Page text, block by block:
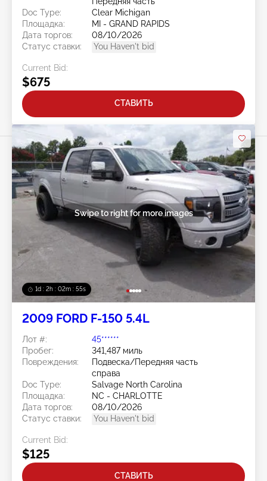
Doc Type:
Clear Michigan
Площадка:
MI - GRAND RAPIDS
Дата торгов:
08/10/2026
Статус ставки:
You Haven't bid
Current Bid:
$675
СТАВИТЬ
1d : 2h : 02m : 52s
Swipe to right for more images
2009 FORD F-150 5.4L
Лот #:
45******
Пробег:
341,487 миль
Повреждения:
Подвеска/Передняя часть
справа
Doc Type:
Salvage North Carolina
Площадка:
NC - CHARLOTTE
Дата торгов:
08/10/2026
Статус ставки:
You Haven't bid
Current Bid:
$125
СТАВИТЬ